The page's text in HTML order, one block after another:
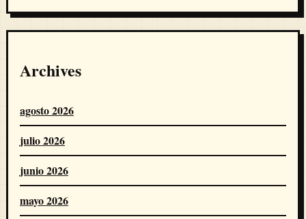
Archives
agosto 2026
julio 2026
junio 2026
mayo 2026